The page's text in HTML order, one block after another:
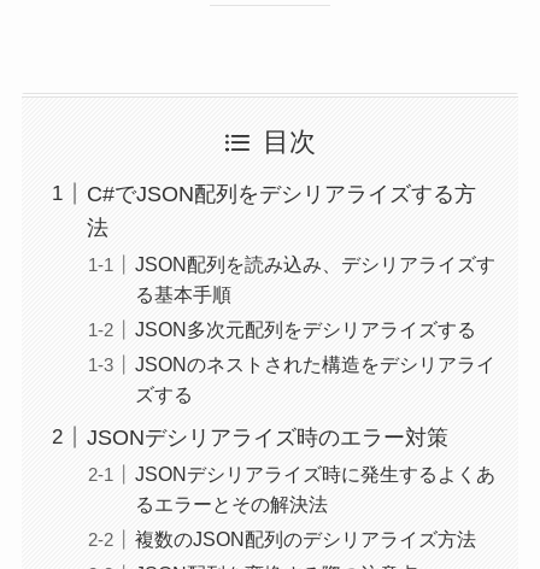
目次
C#でJSON配列をデシリアライズする方
法
JSON配列を読み込み、デシリアライズす
る基本手順
JSON多次元配列をデシリアライズする
JSONのネストされた構造をデシリアライ
ズする
JSONデシリアライズ時のエラー対策
JSONデシリアライズ時に発生するよくあ
るエラーとその解決法
複数のJSON配列のデシリアライズ方法